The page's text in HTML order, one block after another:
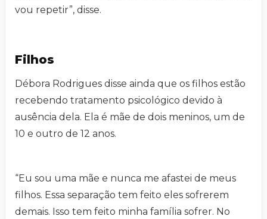
vou repetir”, disse.
Filhos
Débora Rodrigues disse ainda que os filhos estão
recebendo tratamento psicológico devido à
ausência dela. Ela é mãe de dois meninos, um de
10 e outro de 12 anos.
“Eu sou uma mãe e nunca me afastei de meus
filhos. Essa separação tem feito eles sofrerem
demais. Isso tem feito minha família sofrer. No